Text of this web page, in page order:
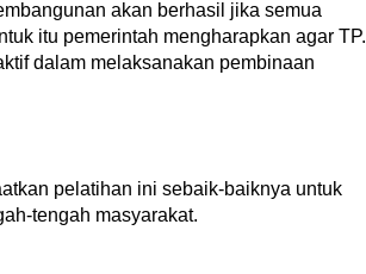
akan berhasil jika semua
itu pemerintah mengharapkan agar TP.
dalam melaksanakan pembinaan
pelatihan ini sebaik-baiknya untuk
tengah masyarakat.